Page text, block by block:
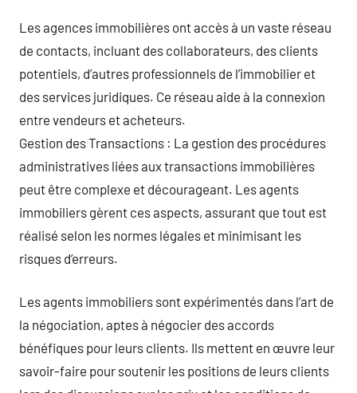
Les agences immobilières ont accès à un vaste réseau
de contacts, incluant des collaborateurs, des clients
potentiels, d’autres professionnels de l’immobilier et
des services juridiques. Ce réseau aide à la connexion
entre vendeurs et acheteurs.
Gestion des Transactions : La gestion des procédures
administratives liées aux transactions immobilières
peut être complexe et décourageant. Les agents
immobiliers gèrent ces aspects, assurant que tout est
réalisé selon les normes légales et minimisant les
risques d’erreurs.
Les agents immobiliers sont expérimentés dans l’art de
la négociation, aptes à négocier des accords
bénéfiques pour leurs clients. Ils mettent en œuvre leur
savoir-faire pour soutenir les positions de leurs clients